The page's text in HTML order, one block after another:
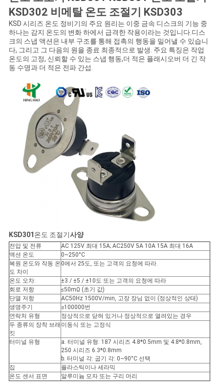
모
든
케
SITEMAP
PRIVACY
KSD302 비메탈 온도 조절기 KSD303
KSD 시리즈 온도 정비기의 주요 원리는 이중 금속 디스크의 기능 중
하나는 감지 온도의 변화 하에서 급격한 작용이라는 것입니다.디스
크의 스냅 액션은 내부 구조를 통해 접촉의 행동을 밀어낼 수 있습니
다, 그리고 그 다음의 원을 종료 최종적으로 발생. 주요 특징은 작업
온도의 고정, 신뢰할 수 있는 스냅 행동,더 적은 플래시오버 더 긴 작
동 수명과 더 적은 전파 간섭.
KSD301 온도 조절기사양
전압 및 전류
AC 125V 최대 15A; AC250V 5A 10A 15A 최대 16A
액션 온도
0~250°C
복원 온도와 작동 온
도 차이
0에서 25도, 또는 고객의 요청에 따라.
온도 오차:
±3 / ±5 / ±10도 또는 고객의 요청에 따라
회로 저항
≤50mΩ (초기 값)
단열 저항
AC50Hz 1500V/min, 고장 장님 없이 (정상적인 상태)
생명주기
≥100000번
연락처 유형
정상적으로 닫혀 있거나 정상적으로 열려있는 경우
두 종류의 장착 브래
킷
이동식 또는 고정식
터미널 유형
a. 터미널 유형: 187 시리즈 4.8*0.5mm 및 4.8*0.8mm,
250 시리즈 6.3*0.8mm
b. 터미널 각: 굽기 각: 0~90°C 선택
집
플라스틱이나 세라믹
온도 센서 표면
알루미늄 모자 또는 구리 머리